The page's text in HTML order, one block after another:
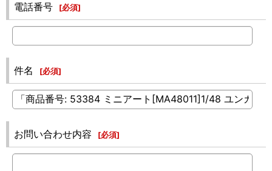
電話番号 [必須]
件名 [必須]
お問い合わせ内容 [必須]